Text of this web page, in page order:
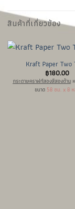
สินค้าที่เกี่ยวข้อง
Kraft Paper Two
฿180.00
กระดาษคราฟท์สองสีสองด้าน
ขนาด 58 ซม. x 8